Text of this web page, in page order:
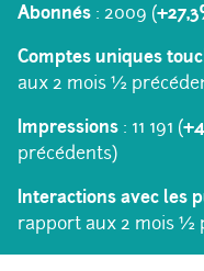
Abonnés : 2009 (
Comptes uniques
aux 2 mois ½
Impressions : 11 191 (
précédents)
Interactions avec les
rapport aux 2 mois ½